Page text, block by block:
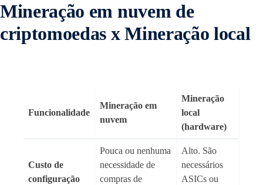
Mineração em nuvem de
criptomoedas x Mineração local
Funcionalidade
Mineração em
nuvem
Mineração
local
(hardware)
Custo de
configuração
Pouca ou nenhuma
necessidade de
compras de
Alto. São
necessários
ASICs ou